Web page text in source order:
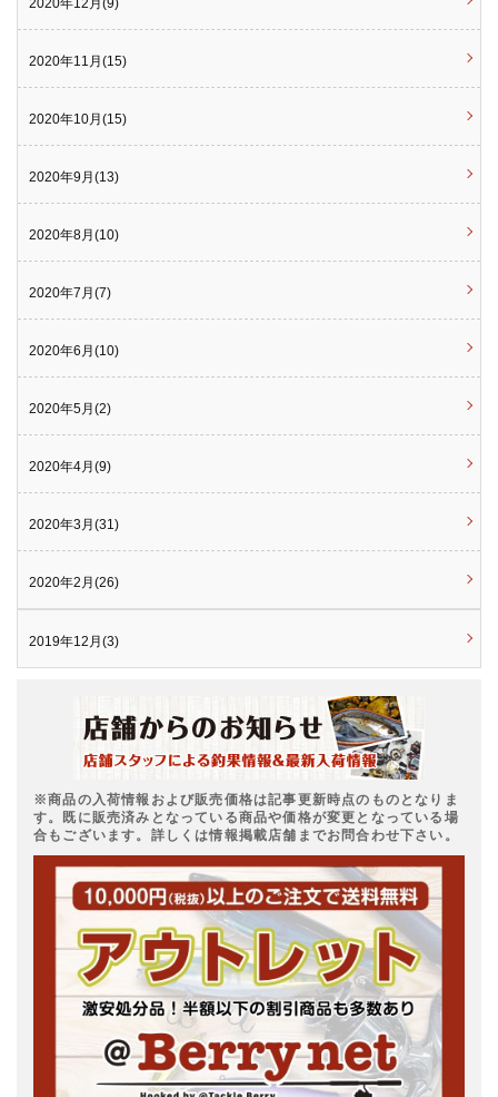
2020年12月(9)
2020年11月(15)
2020年10月(15)
2020年9月(13)
2020年8月(10)
2020年7月(7)
2020年6月(10)
2020年5月(2)
2020年4月(9)
2020年3月(31)
2020年2月(26)
2019年12月(3)
※商品の入荷情報および販売価格は記事更新時点のものとなりま
す。既に販売済みとなっている商品や価格が変更となっている場
合もございます。詳しくは情報掲載店舗までお問合わせ下さい。